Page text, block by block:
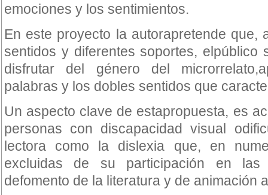
emociones y los sentimientos.
En este proyecto la autorapretende que,
sentidos y diferentes soportes, elpúblico
disfrutar del género del
palabras y los dobles sentidos que
Un aspecto clave de estapropuesta, es
personas con discapacidad visual
lectora como la dislexia que, en
excluidas de su participación en las
defomento de la literatura y de animación